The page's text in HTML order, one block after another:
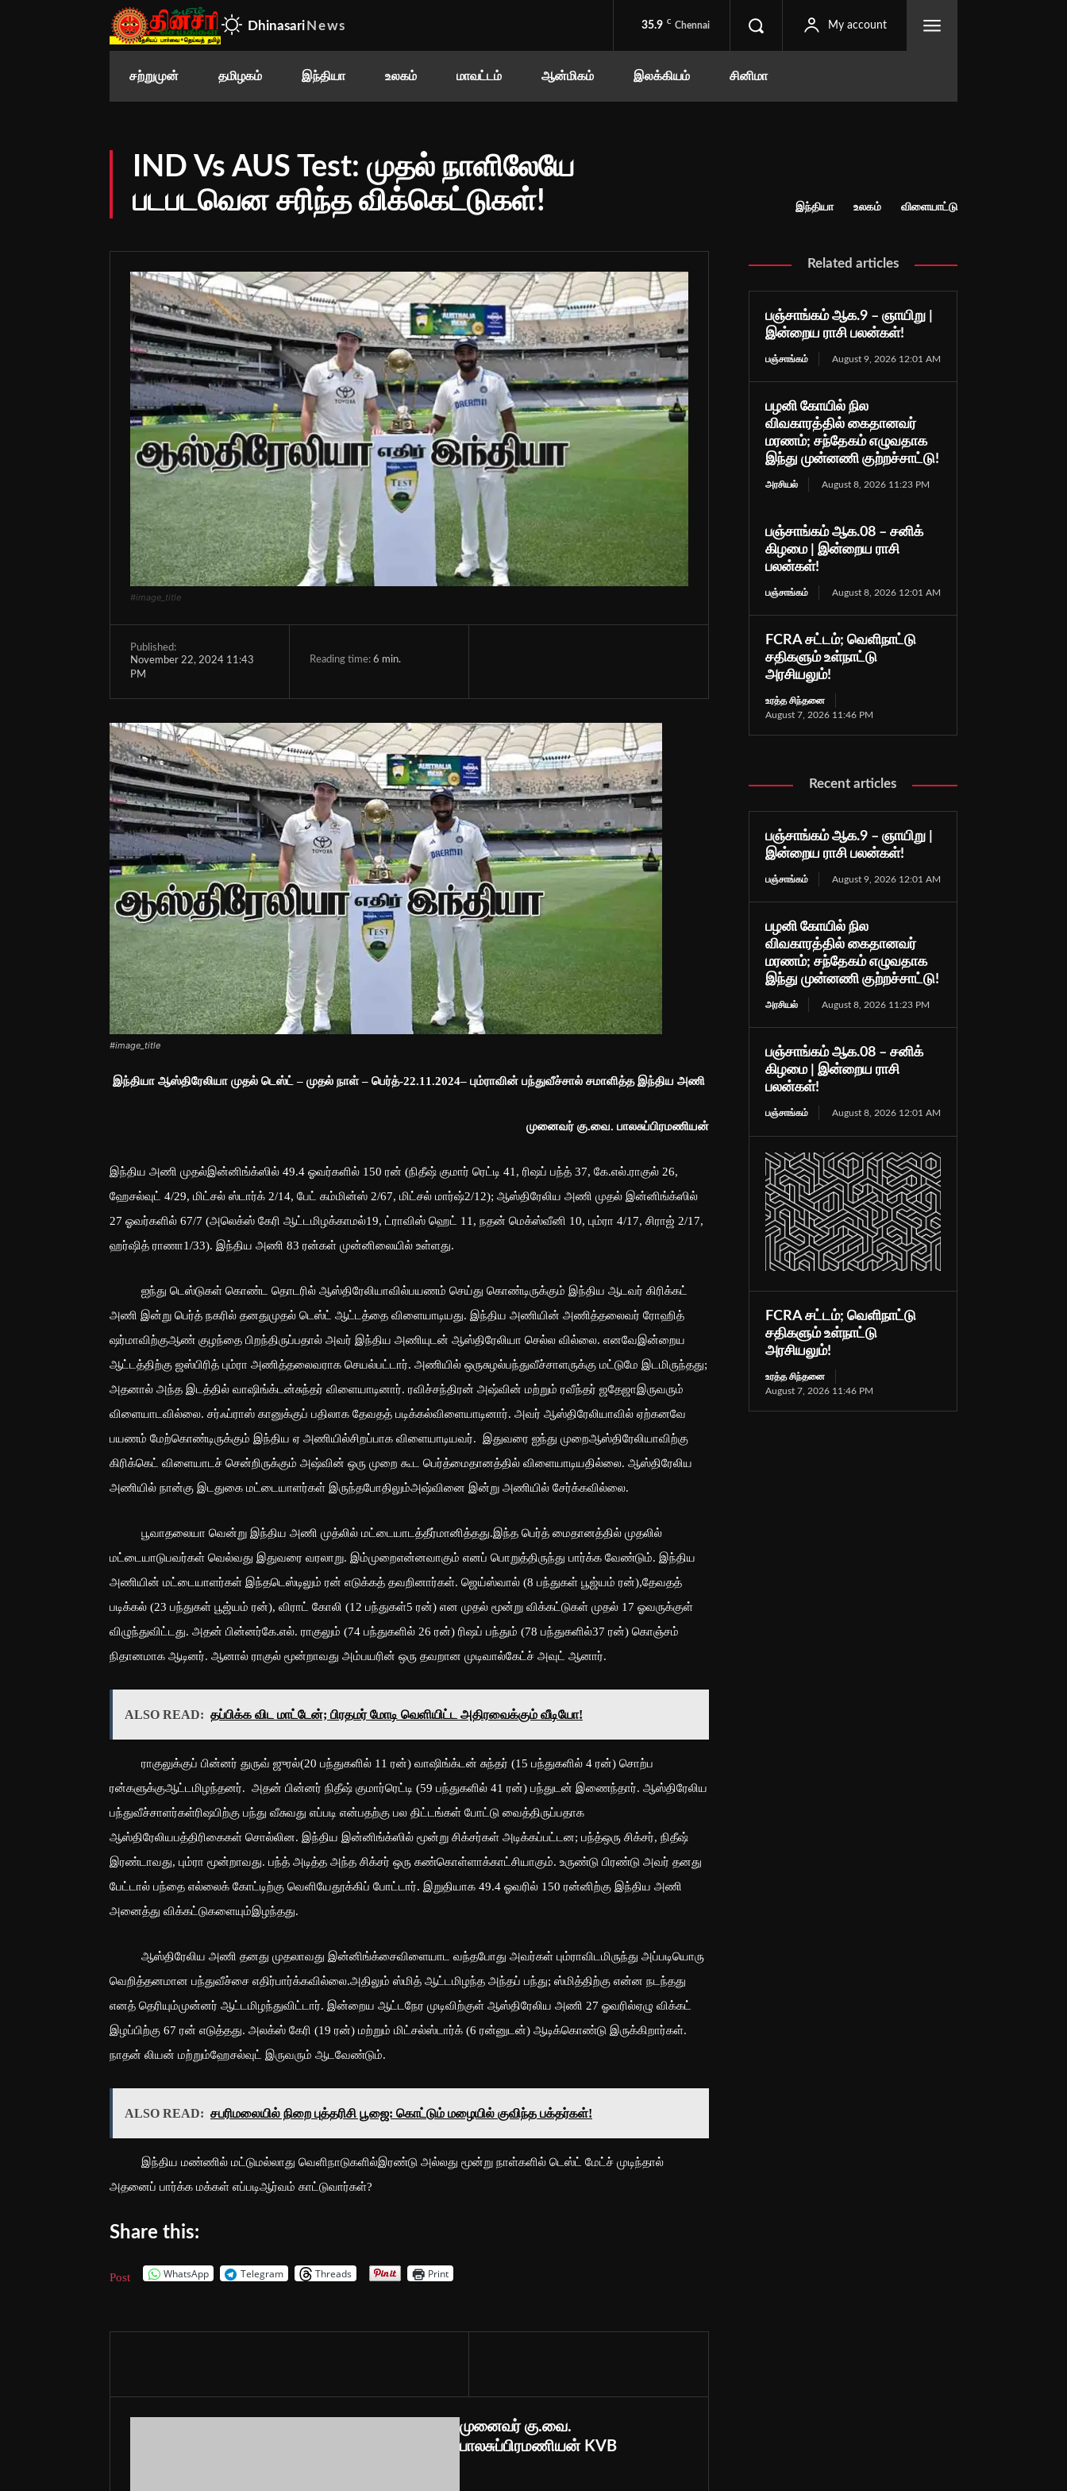
Dhinasari News 35.9 C Chennai My account
சற்றுமுன் தமிழகம் இந்தியா உலகம் மாவட்டம் ஆன்மிகம் இலக்கியம் சினிமா
IND Vs AUS Test: முதல் நாளிலேயே
படபடவென சரிந்த விக்கெட்டுகள்!
இந்தியா உலகம் விளையாட்டு
#image_title
Published:
November 22, 2024 11:43
PM
Reading time: 6 min.
#image_title
இந்தியா ஆஸ்திரேலியா முதல் டெஸ்ட் – முதல் நாள் – பெர்த்-22.11.2024– பும்ராவின் பந்துவீச்சால் சமாளித்த இந்திய அணி
முனைவர் கு.வை. பாலசுப்பிரமணியன்
இந்திய அணி முதல்இன்னிங்க்ஸில் 49.4 ஓவர்களில் 150 ரன் (நிதீஷ் குமார் ரெட்டி 41, ரிஷப் பந்த் 37, கே.எல்.ராகுல் 26,
ஹேசல்வுட் 4/29, மிட்சல் ஸ்டார்க் 2/14, பேட் கம்மின்ஸ் 2/67, மிட்சல் மார்ஷ்2/12); ஆஸ்திரேலிய அணி முதல் இன்னிங்க்ஸில்
27 ஓவர்களில் 67/7 (அலெக்ஸ் கேரி ஆட்டமிழக்காமல்19, ட்ராவிஸ் ஹெட் 11, நதன் மெக்ஸ்வீனி 10, பும்ரா 4/17, சிராஜ் 2/17,
ஹர்ஷித் ராணா1/33). இந்திய அணி 83 ரன்கள் முன்னிலையில் உள்ளது.
ஐந்து டெஸ்டுகள் கொண்ட தொடரில் ஆஸ்திரேலியாவில்பயணம் செய்து கொண்டிருக்கும் இந்திய ஆடவர் கிரிக்கட்
அணி இன்று பெர்த் நகரில் தனதுமுதல் டெஸ்ட் ஆட்டத்தை விளையாடியது. இந்திய அணியின் அணித்தலைவர் ரோஹித்
ஷர்மாவிற்குஆண் குழந்தை பிறந்திருப்பதால் அவர் இந்திய அணியுடன் ஆஸ்திரேலியா செல்ல வில்லை. எனவேஇன்றைய
ஆட்டத்திற்கு ஜஸ்பிரித் பும்ரா அணித்தலைவராக செயல்பட்டார். அணியில் ஒருசுழல்பந்துவீச்சாளருக்கு மட்டுமே இடமிருந்தது;
அதனால் அந்த இடத்தில் வாஷிங்க்டன்சுந்தர் விளையாடினார். ரவிச்சந்திரன் அஷ்வின் மற்றும் ரவீந்தர் ஜதேஜாஇருவரும்
விளையாடவில்லை. சர்ஃப்ராஸ் கானுக்குப் பதிலாக தேவதத் படிக்கல்விளையாடினார். அவர் ஆஸ்திரேலியாவில் ஏற்கனவே
பயணம் மேற்கொண்டிருக்கும் இந்திய ஏ அணியில்சிறப்பாக விளையாடியவர். இதுவரை ஐந்து முறைஆஸ்திரேலியாவிற்கு
கிரிக்கெட் விளையாடச் சென்றிருக்கும் அஷ்வின் ஒரு முறை கூட பெர்த்மைதானத்தில் விளையாடியதில்லை. ஆஸ்திரேலிய
அணியில் நான்கு இடதுகை மட்டையாளர்கள் இருந்தபோதிலும்அஷ்வினை இன்று அணியில் சேர்க்கவில்லை.
பூவாதலையா வென்று இந்திய அணி முத்லில் மட்டையாடத்தீர்மானித்தது.இந்த பெர்த் மைதானத்தில் முதலில்
மட்டையாடுபவர்கள் வெல்வது இதுவரை வரலாறு. இம்முறைஎன்னவாகும் எனப் பொறுத்திருந்து பார்க்க வேண்டும். இந்திய
அணியின் மட்டையாளர்கள் இந்தடெஸ்டிலும் ரன் எடுக்கத் தவறினார்கள். ஜெய்ஸ்வால் (8 பந்துகள் பூஜ்யம் ரன்),தேவதத்
படிக்கல் (23 பந்துகள் பூஜ்யம் ரன்), விராட் கோலி (12 பந்துகள்5 ரன்) என முதல் மூன்று விக்கட்டுகள் முதல் 17 ஓவருக்குள்
விழுந்துவிட்டது. அதன் பின்னர்கே.எல். ராகுலும் (74 பந்துகளில் 26 ரன்) ரிஷப் பந்தும் (78 பந்துகளில்37 ரன்) கொஞ்சம்
நிதானமாக ஆடினர். ஆனால் ராகுல் மூன்றாவது அம்பயரின் ஒரு தவறான முடிவால்கேட்ச் அவுட் ஆனார்.
ALSO READ: தப்பிக்க விட மாட்டேன்; பிரதமர் மோடி வெளியிட்ட அதிரவைக்கும் வீடியோ!
ராகுலுக்குப் பின்னர் துருவ் ஜுரல்(20 பந்துகளில் 11 ரன்) வாஷிங்க்டன் சுந்தர் (15 பந்துகளில் 4 ரன்) சொற்ப
ரன்களுக்குஆட்டமிழந்தனர். அதன் பின்னர் நிதீஷ் குமார்ரெட்டி (59 பந்துகளில் 41 ரன்) பந்துடன் இணைந்தார். ஆஸ்திரேலிய
பந்துவீச்சாளர்கள்ரிஷபிற்கு பந்து வீசுவது எப்படி என்பதற்கு பல திட்டங்கள் போட்டு வைத்திருப்பதாக
ஆஸ்திரேலியபத்திரிகைகள் சொல்லின. இந்திய இன்னிங்க்ஸில் மூன்று சிக்சர்கள் அடிக்கப்பட்டன; பந்த்ஒரு சிக்சர், நிதீஷ்
இரண்டாவது, பும்ரா மூன்றாவது. பந்த் அடித்த அந்த சிக்சர் ஒரு கண்கொள்ளாக்காட்சியாகும். உருண்டு பிரண்டு அவர் தனது
பேட்டால் பந்தை எல்லைக் கோட்டிற்கு வெளியேதூக்கிப் போட்டார். இறுதியாக 49.4 ஓவரில் 150 ரன்னிற்கு இந்திய அணி
அனைத்து விக்கட்டுகளையும்இழந்தது.
ஆஸ்திரேலிய அணி தனது முதலாவது இன்னிங்க்சைவிளையாட வந்தபோது அவர்கள் பும்ராவிடமிருந்து அப்படியொரு
வெறித்தனமான பந்துவீச்சை எதிர்பார்க்கவில்லை.அதிலும் ஸ்மித் ஆட்டமிழந்த அந்தப் பந்து; ஸ்மித்திற்கு என்ன நடந்தது
எனத் தெரியும்முன்னர் ஆட்டமிழந்துவிட்டார். இன்றைய ஆட்டநேர முடிவிற்குள் ஆஸ்திரேலிய அணி 27 ஓவரில்ஏழு விக்கட்
இழப்பிற்கு 67 ரன் எடுத்தது. அலக்ஸ் கேரி (19 ரன்) மற்றும் மிட்சல்ஸ்டார்க் (6 ரன்னுடன்) ஆடிக்கொண்டு இருக்கிறார்கள்.
நாதன் லியன் மற்றும்ஹேசல்வுட் இருவரும் ஆடவேண்டும்.
ALSO READ: சபரிமலையில் நிறை புத்தரிசி பூஜை: கொட்டும் மழையில் குவிந்த பக்தர்கள்!
இந்திய மண்ணில் மட்டுமல்லாது வெளிநாடுகளில்இரண்டு அல்லது மூன்று நாள்களில் டெஸ்ட் மேட்ச் முடிந்தால்
அதனைப் பார்க்க மக்கள் எப்படிஆர்வம் காட்டுவார்கள்?
Share this:
Post WhatsApp Telegram Threads Print
முனைவர் கு.வை.
பாலசுப்பிரமணியன் KVB
Related articles
பஞ்சாங்கம் ஆக.9 – ஞாயிறு |
இன்றைய ராசி பலன்கள்!
பஞ்சாங்கம் August 9, 2026 12:01 AM
பழனி கோயில் நில
விவகாரத்தில் கைதானவர்
மரணம்; சந்தேகம் எழுவதாக
இந்து முன்னணி குற்றச்சாட்டு!
அரசியல் August 8, 2026 11:23 PM
பஞ்சாங்கம் ஆக.08 – சனிக்
கிழமை | இன்றைய ராசி
பலன்கள்!
பஞ்சாங்கம் August 8, 2026 12:01 AM
FCRA சட்டம்; வெளிநாட்டு
சதிகளும் உள்நாட்டு
அரசியலும்!
உரத்த சிந்தனை
August 7, 2026 11:46 PM
Recent articles
பஞ்சாங்கம் ஆக.9 – ஞாயிறு |
இன்றைய ராசி பலன்கள்!
பஞ்சாங்கம் August 9, 2026 12:01 AM
பழனி கோயில் நில
விவகாரத்தில் கைதானவர்
மரணம்; சந்தேகம் எழுவதாக
இந்து முன்னணி குற்றச்சாட்டு!
அரசியல் August 8, 2026 11:23 PM
பஞ்சாங்கம் ஆக.08 – சனிக்
கிழமை | இன்றைய ராசி
பலன்கள்!
பஞ்சாங்கம் August 8, 2026 12:01 AM
FCRA சட்டம்; வெளிநாட்டு
சதிகளும் உள்நாட்டு
அரசியலும்!
உரத்த சிந்தனை
August 7, 2026 11:46 PM